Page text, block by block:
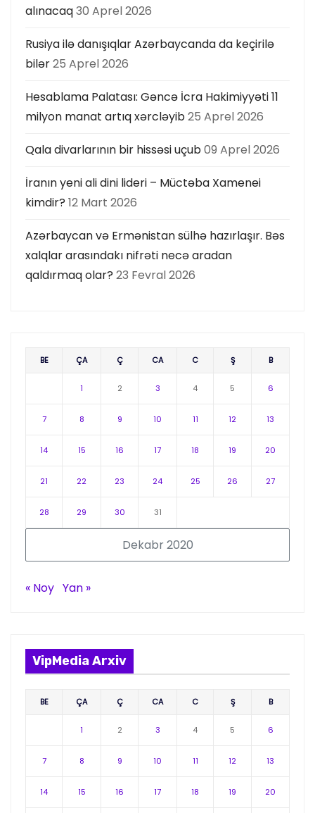
alınacaq30 Aprel 2026
Rusiya ilə danışıqlar Azərbaycanda da keçirilə
bilər25 Aprel 2026
Hesablama Palatası: Gəncə İcra Hakimiyyəti 11
milyon manat artıq xərcləyib25 Aprel 2026
Qala divarlarının bir hissəsi uçub09 Aprel 2026
İranın yeni ali dini lideri – Müctəba Xamenei
kimdir? 12 Mart 2026
Azərbaycan və Ermənistan sülhə hazırlaşır. Bəs
xalqlar arasındakı nifrəti necə aradan
qaldırmaq olar? 23 Fevral 2026
Dekabr 2020
BE ÇA Ç CA C Ş B
1 2 3 4 5 6
7 8 9 10 11 12 13
14 15 16 17 18 19 20
21 22 23 24 25 26 27
28 29 30 31
« Noy Yan »
VipMedia Arxiv
BE ÇA Ç CA C Ş B
1 2 3 4 5 6
7 8 9 10 11 12 13
14 15 16 17 18 19 20